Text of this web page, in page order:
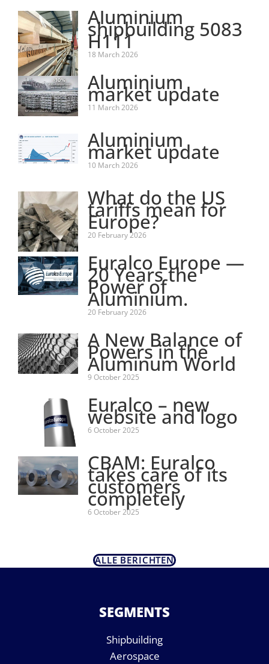
Aluminium
shipbuilding 5083
H111
18 March 2026
Aluminium
market update
11 March 2026
Aluminium
market update
10 March 2026
What do the US
tariffs mean for
Europe?
20 February 2026
Euralco Europe —
20 Years the
Power of
Aluminium.
20 February 2026
A New Balance of
Powers in the
Aluminum World
9 October 2025
Euralco – new
website and logo
6 October 2025
CBAM: Euralco
takes care of its
customers
completely
6 October 2025
ALLE BERICHTEN
SEGMENTS
Shipbuilding
Aerospace